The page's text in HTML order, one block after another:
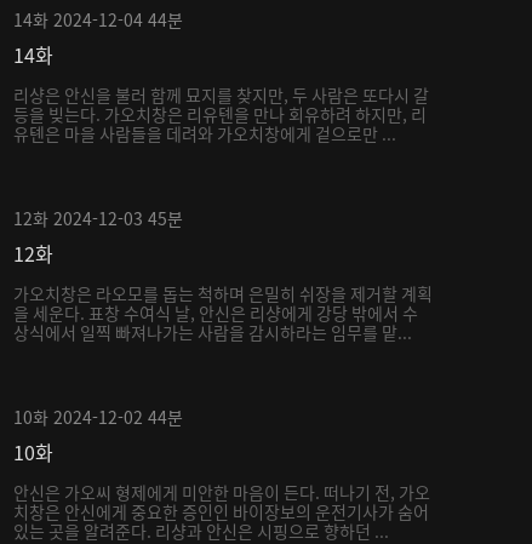
14화 2024-12-04 44분
14화
리샹은 안신을 불러 함께 묘지를 찾지만, 두 사람은 또다시 갈
등을 빚는다. 가오치창은 리유톈을 만나 회유하려 하지만, 리
유톈은 마을 사람들을 데려와 가오치창에게 겉으로만 ...
12화 2024-12-03 45분
12화
가오치창은 라오모를 돕는 척하며 은밀히 쉬장을 제거할 계획
을 세운다. 표창 수여식 날, 안신은 리샹에게 강당 밖에서 수
상식에서 일찍 빠져나가는 사람을 감시하라는 임무를 맡...
10화 2024-12-02 44분
10화
안신은 가오씨 형제에게 미안한 마음이 든다. 떠나기 전, 가오
치창은 안신에게 중요한 증인인 바이장보의 운전기사가 숨어
있는 곳을 알려준다. 리샹과 안신은 시핑으로 향하던 ...